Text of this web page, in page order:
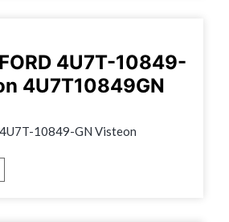
4U7T-10849-
4U7T10849GN
10849-GN Visteon